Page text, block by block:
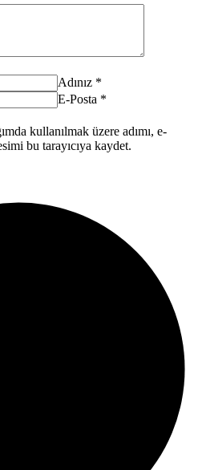
Adınız *
E-Posta *
kullanılmak üzere adımı, e-
bu tarayıcıya kaydet.